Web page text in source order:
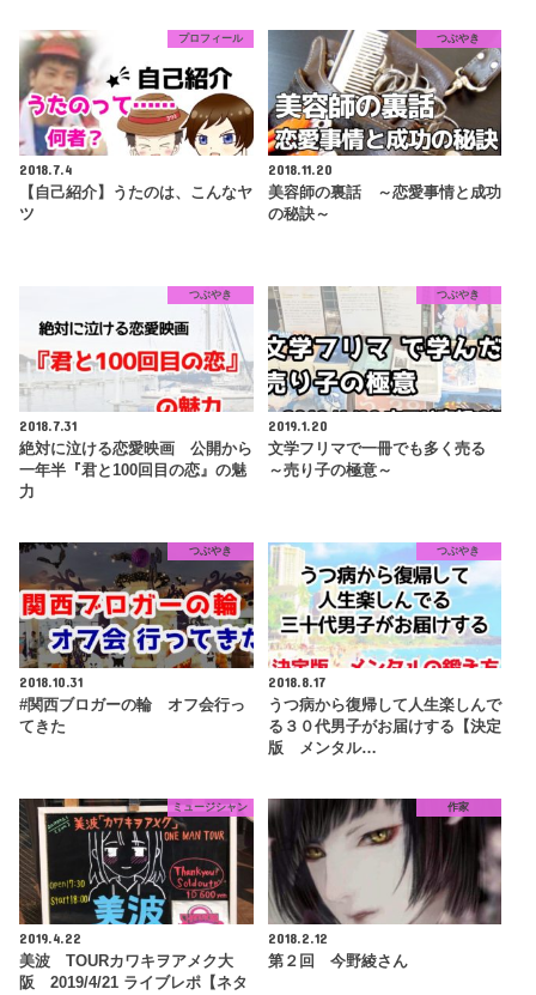
プロフィール
2018.7.4
【自己紹介】うたのは、こんなヤ
ツ
つぶやき
2018.11.20
美容師の裏話 ～恋愛事情と成功
の秘訣～
つぶやき
2018.7.31
絶対に泣ける恋愛映画 公開から
一年半『君と100回目の恋』の魅
力
つぶやき
2019.1.20
文学フリマで一冊でも多く売る
～売り子の極意～
つぶやき
2018.10.31
#関西ブロガーの輪 オフ会行っ
てきた
つぶやき
2018.8.17
うつ病から復帰して人生楽しんで
る３０代男子がお届けする【決定
版 メンタル…
ミュージシャン
2019.4.22
美波 TOURカワキヲアメク大
阪 2019/4/21 ライブレポ【ネタ
作家
2018.2.12
第２回 今野綾さん